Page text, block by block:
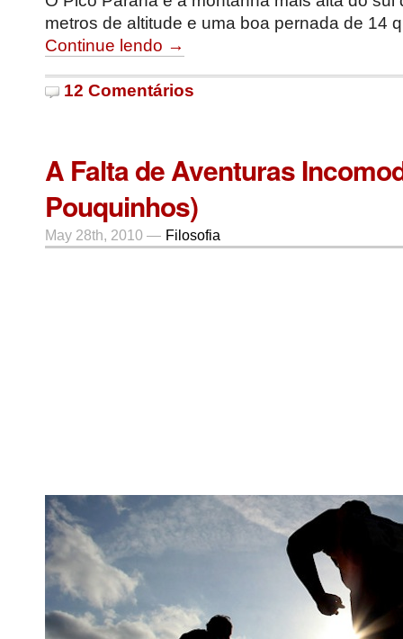
metros de altitude e uma boa pernada de 14
Continue lendo →
12 Comentários
A Falta de Aventuras
Pouquinhos)
May 28th, 2010 — Filosofia